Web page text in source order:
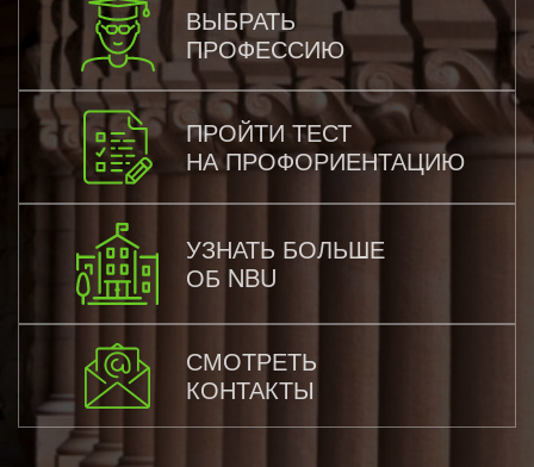
ВЫБРАТЬ
ПРОФЕССИЮ
ПРОЙТИ ТЕСТ
НА ПРОФОРИЕНТАЦИЮ
УЗНАТЬ БОЛЬШЕ
ОБ NBU
СМОТРЕТЬ
КОНТАКТЫ